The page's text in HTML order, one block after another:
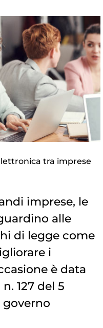
tra imprese
imprese, le
alle
di legge come
i
è data
127 del 5
governo